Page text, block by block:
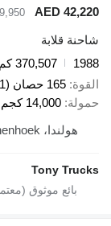
€9,950
≈ $11,500
370,507 كم
14,000 كجم